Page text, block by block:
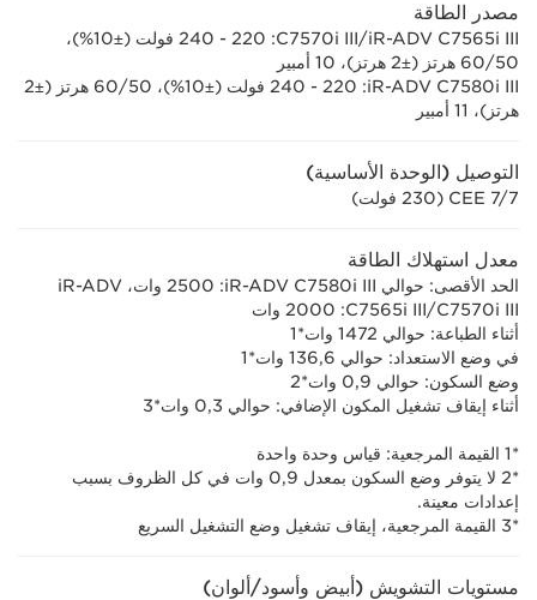
مصدر الطاقة
iR-ADV C7565i III/‏C7570i III: ‏220 - 240 فولت (±10%)،
50‏/‏60 هرتز (±2 هرتز)، 10 أمبير
iR-ADV C7580i III: ‏220 - 240 فولت (±10%)، 50‏/‏60 هرتز (±2
هرتز)، 11 أمبير
التوصيل (الوحدة الأساسية)
CEE 7/7 (230 فولت)
معدل استهلاك الطاقة
الحد الأقصى: حوالي iR-ADV C7580i III: ‏2500 وات، iR-ADV
C7570i III/‏C7565i III: ‏2000 وات
أثناء الطباعة: حوالي 1472 وات*1
في وضع الاستعداد: حوالي 136,6 وات*1
وضع السكون: حوالي 0,9 وات*2
أثناء إيقاف تشغيل المكون الإضافي: حوالي 0,3 وات*3
*1 القيمة المرجعية: قياس وحدة واحدة
*2 لا يتوفر وضع السكون بمعدل 0,9 وات في كل الظروف بسبب
إعدادات معينة.
*3 القيمة المرجعية، إيقاف تشغيل وضع التشغيل السريع
مستويات التشويش (أبيض وأسود/ألوان)